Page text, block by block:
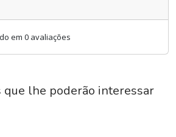
em 0 avaliações
lhe poderão interessar